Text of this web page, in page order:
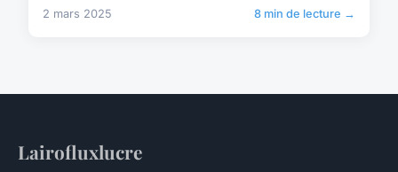
2 mars 2025 8 min de lecture →
Lairofluxlucre